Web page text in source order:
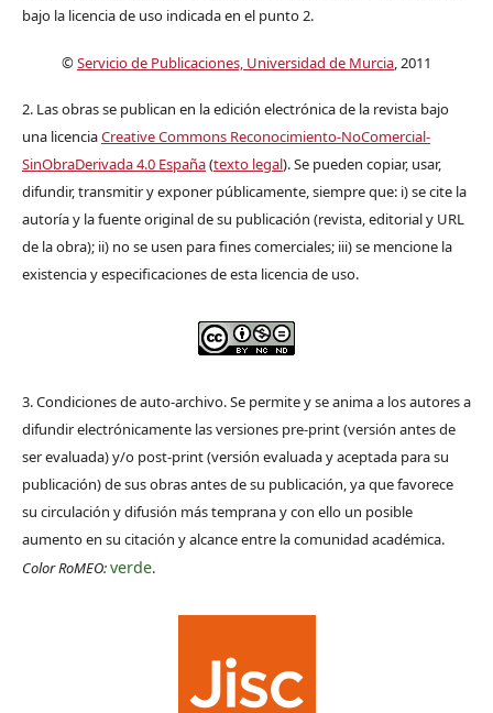
bajo la licencia de uso indicada en el punto 2.
©Servicio de Publicaciones, Universidad de Murcia, 2011
2. Las obras se publican en la edición electrónica de la revista bajo
una licenciaCreative Commons Reconocimiento-NoComercial-
SinObraDerivada 4.0 España(texto legal). Se pueden copiar, usar,
difundir, transmitir y exponer públicamente, siempre que: i) se cite la
autoría y la fuente original de su publicación (revista, editorial y URL
de la obra); ii) no se usen para fines comerciales; iii) se mencione la
existencia y especificaciones de esta licencia de uso.
3. Condiciones de auto-archivo. Se permite y se anima a los autores a
difundir electrónicamente las versiones pre-print (versión antes de
ser evaluada) y/o post-print (versión evaluada y aceptada para su
publicación) de sus obras antes de su publicación, ya que favorece
su circulación y difusión más temprana y con ello un posible
aumento en su citación y alcance entre la comunidad académica.
Color RoMEO:verde.